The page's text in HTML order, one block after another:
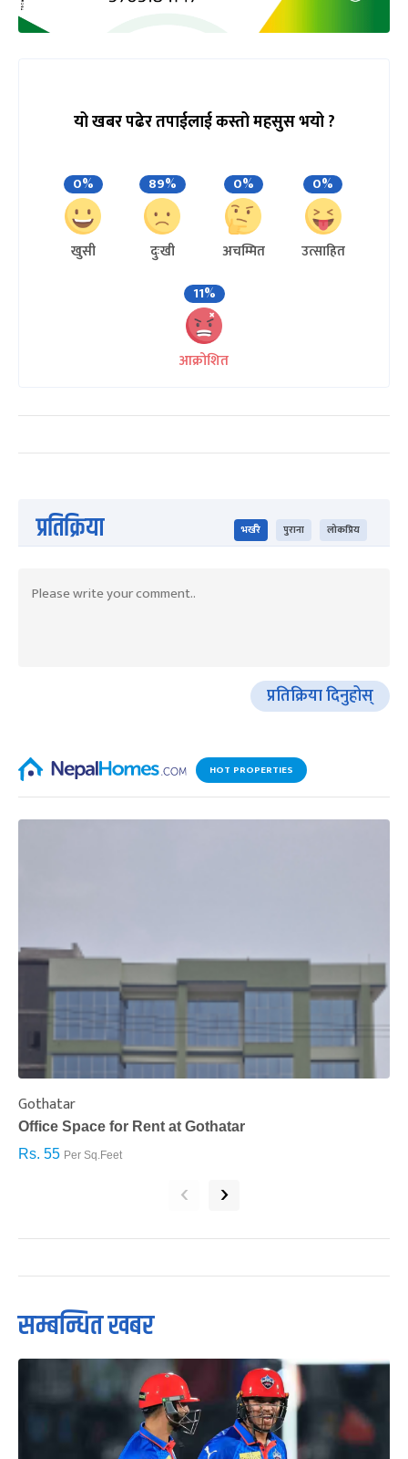
यो खबर पढेर तपाईलाई कस्तो महसुस भयो ?
0%
खुसी
89%
दुःखी
0%
अचम्मित
0%
उत्साहित
11%
आक्रोशित
प्रतिक्रिया भर्खरै पुराना लोकप्रिय
प्रतिक्रिया दिनुहोस्
HOT PROPERTIES
Gothatar
Office Space for Rent at Gothatar
Rs. 55 Per Sq.Feet
‹ ›
सम्बन्धित खबर